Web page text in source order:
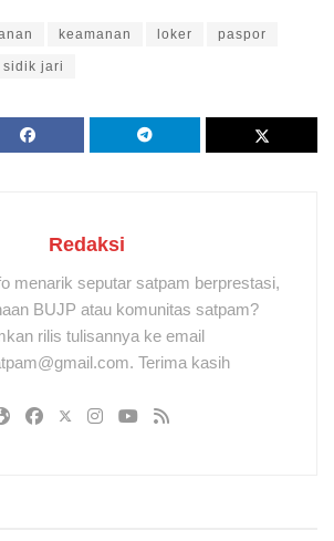
keamanan loker paspor
sidik jari
Redaksi
menarik seputar satpam berprestasi,
BUJP atau komunitas satpam?
rilis tulisannya ke email
Terima kasih